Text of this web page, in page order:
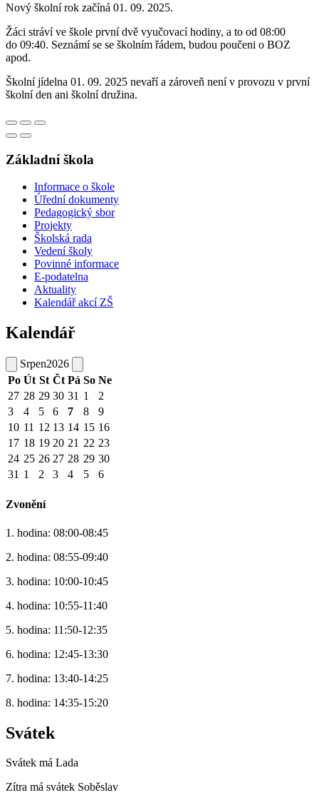
Nový školní rok začíná 01. 09. 2025.
Žáci stráví ve škole první dvě vyučovací hodiny, a to od 08:00
do 09:40. Seznámí se se školním řádem, budou poučeni o BOZ
apod.
Školní jídelna 01. 09. 2025 nevaří a zároveň není v provozu v první
školní den ani školní družina.
Základní škola
Informace o škole
Úřední dokumenty
Pedagogický sbor
Projekty
Školská rada
Vedení školy
Povinné informace
E-podatelna
Aktuality
Kalendář akcí ZŠ
Kalendář
Srpen2026
Po Út St Čt Pá So Ne
27 28 29 30 31 1
2
3
4 5 6 7 8
9
10 11 12 13 14 15 16
17 18 19 20 21 22 23
24 25 26 27 28 29 30
31 1 2 3 4 5 6
Zvonění
1. hodina: 08:00-08:45
2. hodina: 08:55-09:40
3. hodina: 10:00-10:45
4. hodina: 10:55-11:40
5. hodina: 11:50-12:35
6. hodina: 12:45-13:30
7. hodina: 13:40-14:25
8. hodina: 14:35-15:20
Svátek
Svátek má Lada
Zítra má svátek Soběslav